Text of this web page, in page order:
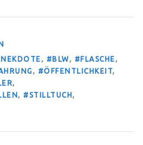
, #BLW, #FLASCHE ,
, #ÖFFENTLICHKEIT,
,
, #STILLTUCH,